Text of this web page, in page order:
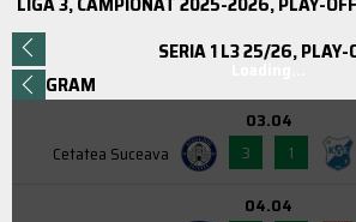
SERIA 1 L3 25/26, PLAY-
PROGRAM
Cetatea Suceava
03.04
3
1
04.04